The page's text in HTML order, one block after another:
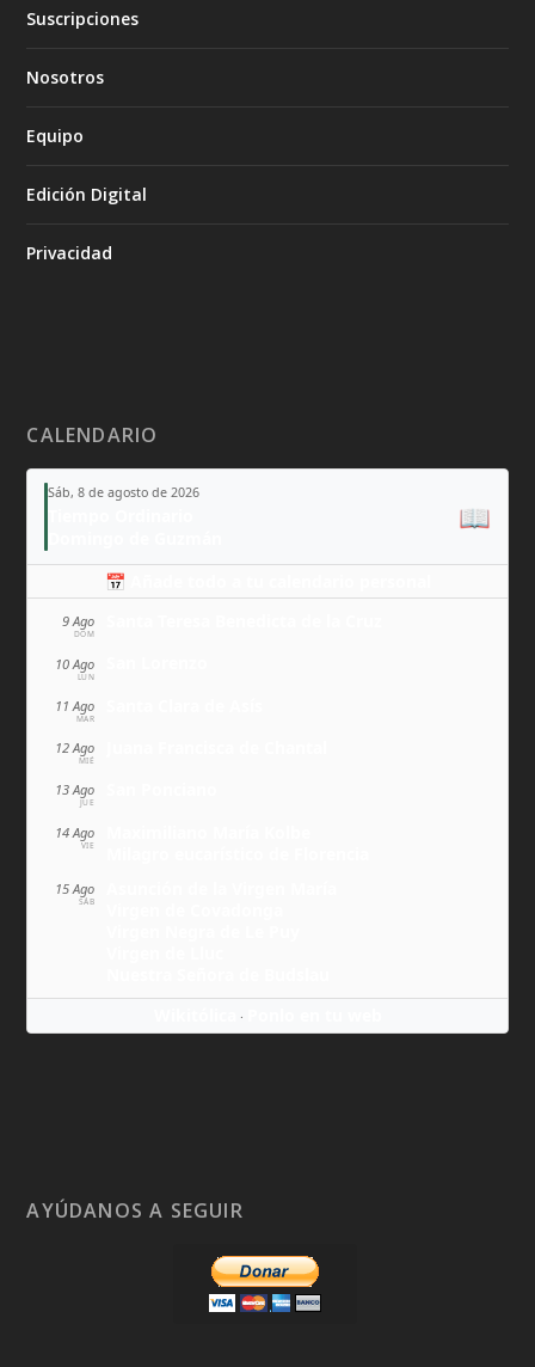
Suscripciones
Nosotros
Equipo
Edición Digital
Privacidad
CALENDARIO
Sáb, 8 de agosto de 2026
📖
📅 Añade todo a tu calendario personal
9 Ago
DOM
10 Ago
LUN
11 Ago
MAR
12 Ago
MIÉ
13 Ago
JUE
14 Ago
VIE
15 Ago
SÁB
·
AYÚDANOS A SEGUIR